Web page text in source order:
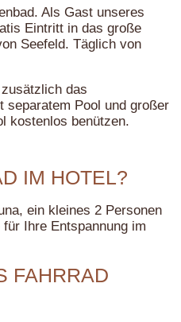
Als Gast unseres
Eintritt in das große
Seefeld. Täglich von
das
separatem Pool und großer
kostenlos benützen.
IM HOTEL?
ein kleines 2 Personen
Ihre Entspannung im
FAHRRAD